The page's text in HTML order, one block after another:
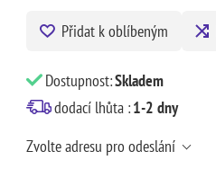
Přidat k oblíbeným
Dostupnost:Skladem
dodací lhůta :1-2 dny
Zvolte adresu pro odeslání